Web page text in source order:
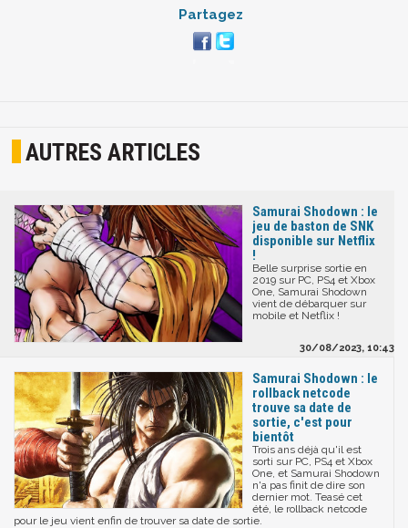
Partagez
AUTRES ARTICLES
Samurai Shodown : le
jeu de baston de SNK
disponible sur Netflix
!
Belle surprise sortie en
2019 sur PC, PS4 et Xbox
One, Samurai Shodown
vient de débarquer sur
mobile et Netflix !
30/08/2023, 10:43
Samurai Shodown : le
rollback netcode
trouve sa date de
sortie, c'est pour
bientôt
Trois ans déjà qu'il est
sorti sur PC, PS4 et Xbox
One, et Samurai Shodown
n'a pas finit de dire son
dernier mot. Teasé cet
été, le rollback netcode
pour le jeu vient enfin de trouver sa date de sortie.